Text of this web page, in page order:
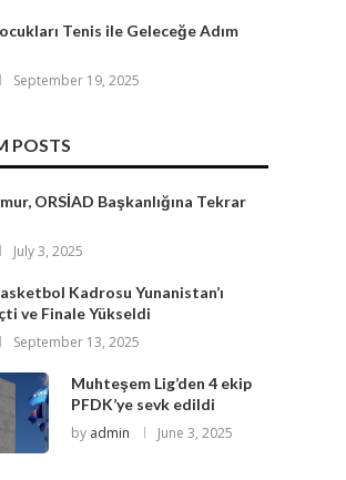
Tenis ile Geleceğe Adım
September 19, 2025
POSTS
ORSİAD Başkanlığına Tekrar
July 3, 2025
Kadrosu Yunanistan’ı
ve Finale Yükseldi
September 13, 2025
Muhteşem Lig’den 4 ekip
PFDK’ye sevk edildi
by admin June 3, 2025